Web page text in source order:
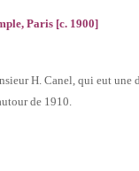
Paris [c. 1900]
H. Canel, qui eut une
de 1910.